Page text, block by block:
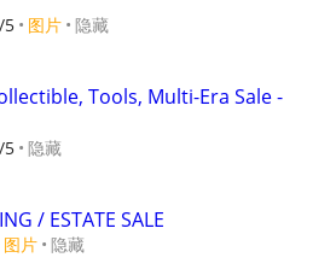
5 图片 隐藏
Tools, Multi-Era Sale -
5 隐藏
/ ESTATE SALE
图片 隐藏